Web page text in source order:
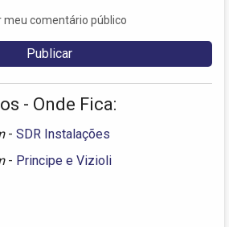
meu comentário público
- Onde Fica:
- SDR Instalações
- Principe e Vizioli